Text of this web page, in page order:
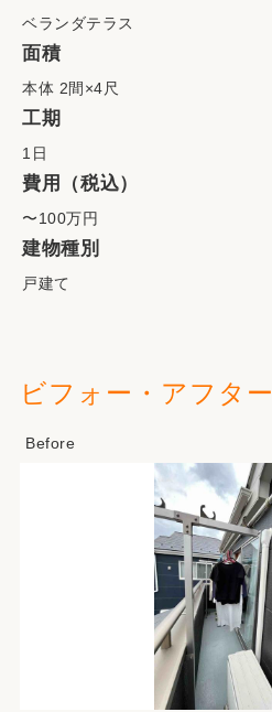
ベランダテラス
面積
本体 2間×4尺
工期
1日
費用（税込）
〜100万円
建物種別
戸建て
ビフォー・アフター